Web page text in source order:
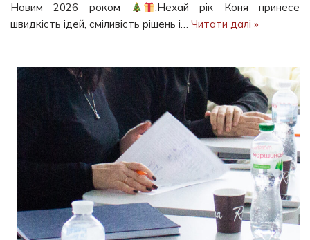
Новим 2026 роком
.Нехай рік Коня принесе
швидкість ідей, сміливість рішень і… Читати далі »